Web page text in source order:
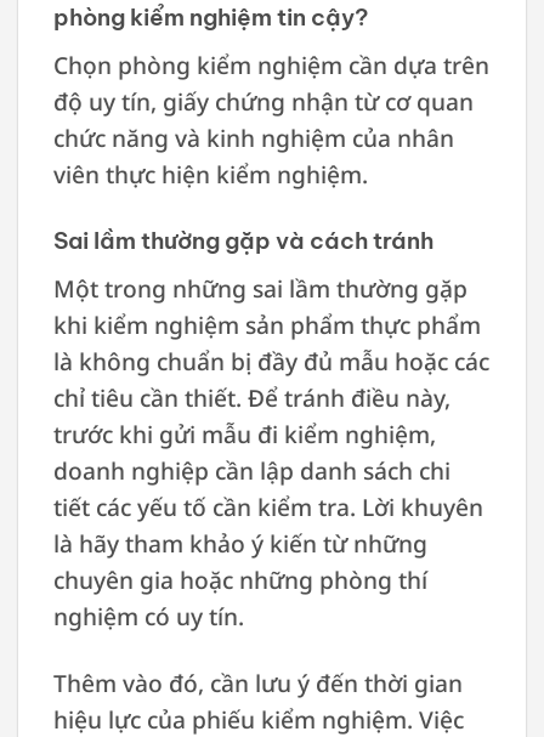
phòng kiểm nghiệm tin cậy?
Chọn phòng kiểm nghiệm cần dựa trên
độ uy tín, giấy chứng nhận từ cơ quan
chức năng và kinh nghiệm của nhân
viên thực hiện kiểm nghiệm.
Sai lầm thường gặp và cách tránh
Một trong những sai lầm thường gặp
khi kiểm nghiệm sản phẩm thực phẩm
là không chuẩn bị đầy đủ mẫu hoặc các
chỉ tiêu cần thiết. Để tránh điều này,
trước khi gửi mẫu đi kiểm nghiệm,
doanh nghiệp cần lập danh sách chi
tiết các yếu tố cần kiểm tra. Lời khuyên
là hãy tham khảo ý kiến từ những
chuyên gia hoặc những phòng thí
nghiệm có uy tín.
Thêm vào đó, cần lưu ý đến thời gian
hiệu lực của phiếu kiểm nghiệm. Việc